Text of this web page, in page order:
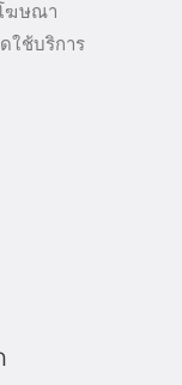
ฆษณา
ใช้บริการ